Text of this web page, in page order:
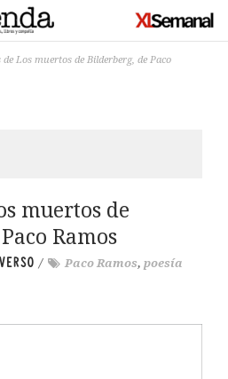
de Los muertos de Bilderberg, de Paco
muertos de
Ramos
/ Paco Ramos, poesía